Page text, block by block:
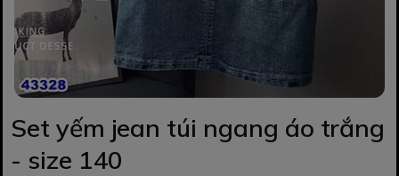
Set yếm jean túi ngang áo trắng
- size 140